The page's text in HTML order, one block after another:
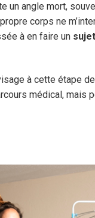
un angle mort,
corps ne
à en faire un sujet
à cette étape
médical, mais